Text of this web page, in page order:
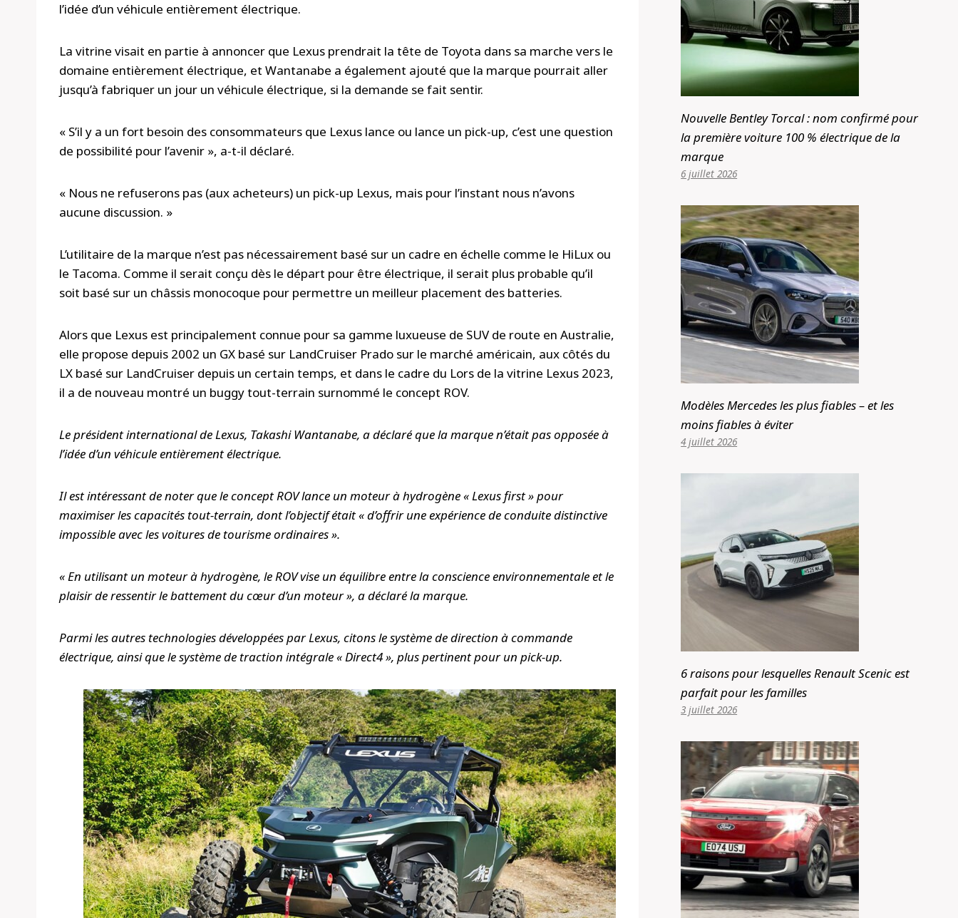
l’idée d’un véhicule entièrement électrique.
La vitrine visait en partie à annoncer que Lexus prendrait la tête de Toyota dans sa marche vers le
domaine entièrement électrique, et Wantanabe a également ajouté que la marque pourrait aller
jusqu’à fabriquer un jour un véhicule électrique, si la demande se fait sentir.
« S’il y a un fort besoin des consommateurs que Lexus lance ou lance un pick-up, c’est une question
de possibilité pour l’avenir », a-t-il déclaré.
« Nous ne refuserons pas (aux acheteurs) un pick-up Lexus, mais pour l’instant nous n’avons
aucune discussion. »
L’utilitaire de la marque n’est pas nécessairement basé sur un cadre en échelle comme le HiLux ou
le Tacoma. Comme il serait conçu dès le départ pour être électrique, il serait plus probable qu’il
soit basé sur un châssis monocoque pour permettre un meilleur placement des batteries.
Alors que Lexus est principalement connue pour sa gamme luxueuse de SUV de route en Australie,
elle propose depuis 2002 un GX basé sur LandCruiser Prado sur le marché américain, aux côtés du
LX basé sur LandCruiser depuis un certain temps, et dans le cadre du Lors de la vitrine Lexus 2023,
il a de nouveau montré un buggy tout-terrain surnommé le concept ROV.
Le président international de Lexus, Takashi Wantanabe, a déclaré que la marque n’était pas opposée à
l’idée d’un véhicule entièrement électrique.
Il est intéressant de noter que le concept ROV lance un moteur à hydrogène « Lexus first » pour
maximiser les capacités tout-terrain, dont l’objectif était « d’offrir une expérience de conduite distinctive
impossible avec les voitures de tourisme ordinaires ».
« En utilisant un moteur à hydrogène, le ROV vise un équilibre entre la conscience environnementale et le
plaisir de ressentir le battement du cœur d’un moteur », a déclaré la marque.
Parmi les autres technologies développées par Lexus, citons le système de direction à commande
électrique, ainsi que le système de traction intégrale « Direct4 », plus pertinent pour un pick-up.
Nouvelle Bentley Torcal : nom confirmé pour
la première voiture 100 % électrique de la
marque
6 juillet 2026
Modèles Mercedes les plus fiables – et les
moins fiables à éviter
4 juillet 2026
6 raisons pour lesquelles Renault Scenic est
parfait pour les familles
3 juillet 2026